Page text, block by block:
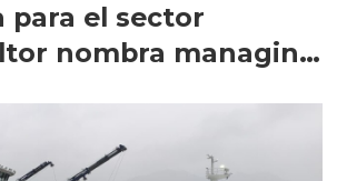
para el sector
nombra managing